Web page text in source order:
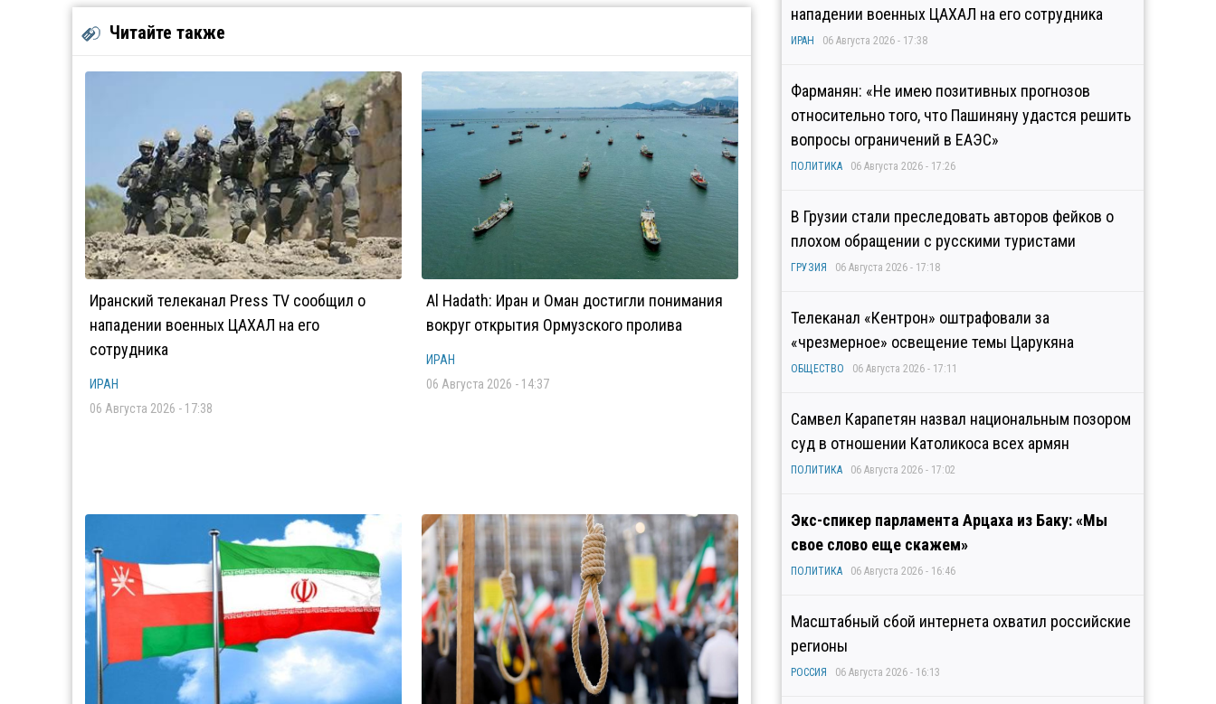
Читайте также
Иранский телеканал Press TV сообщил о
нападении военных ЦАХАЛ на его
сотрудника
ИРАН
06 Августа 2026 - 17:38
Al Hadath: Иран и Оман достигли понимания
вокруг открытия Ормузского пролива
ИРАН
06 Августа 2026 - 14:37
нападении военных ЦАХАЛ на его сотрудника
ИРАН 06 Августа 2026 - 17:38
Фарманян: «Не имею позитивных прогнозов
относительно того, что Пашиняну удастся решить
вопросы ограничений в ЕАЭС»
ПОЛИТИКА 06 Августа 2026 - 17:26
В Грузии стали преследовать авторов фейков о
плохом обращении с русскими туристами
ГРУЗИЯ 06 Августа 2026 - 17:18
Телеканал «Кентрон» оштрафовали за
«чрезмерное» освещение темы Царукяна
ОБЩЕСТВО 06 Августа 2026 - 17:11
Самвел Карапетян назвал национальным позором
суд в отношении Католикоса всех армян
ПОЛИТИКА 06 Августа 2026 - 17:02
Экс-спикер парламента Арцаха из Баку: «Мы
свое слово еще скажем»
ПОЛИТИКА 06 Августа 2026 - 16:46
Масштабный сбой интернета охватил российские
регионы
РОССИЯ 06 Августа 2026 - 16:13